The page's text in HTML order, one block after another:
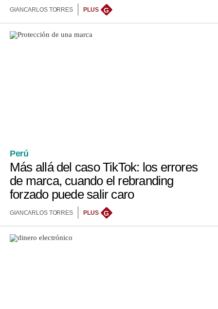
GIANCARLOS TORRES PLUS G
Perú
Más allá del caso TikTok: los errores
de marca, cuando el rebranding
forzado puede salir caro
GIANCARLOS TORRES PLUS G